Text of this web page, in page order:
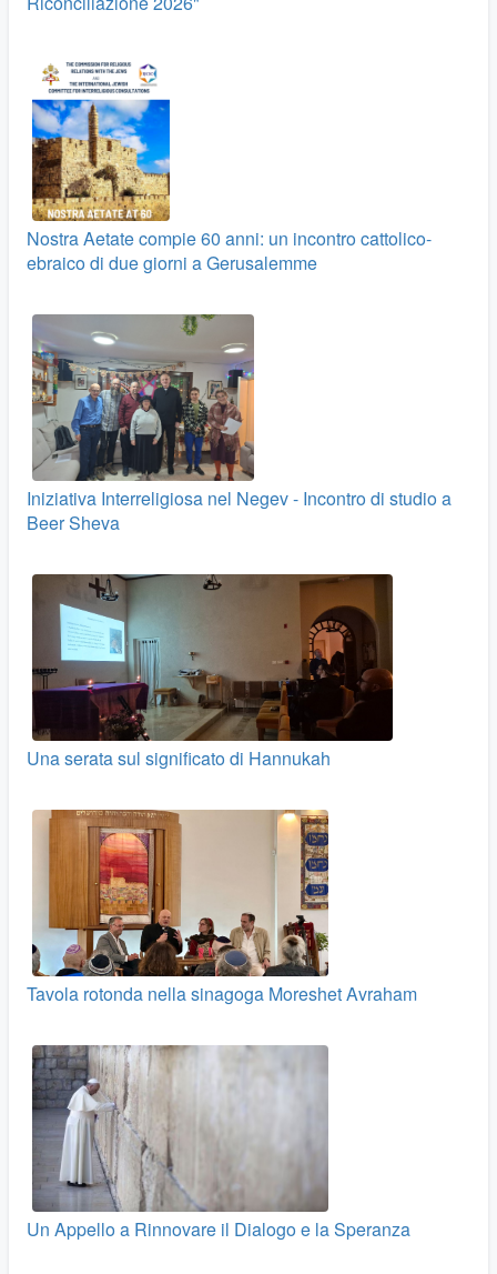
Nostra Aetate compie 60 anni: un incontro cattolico-
ebraico di due giorni a Gerusalemme
Iniziativa Interreligiosa nel Negev - Incontro di studio a
Beer Sheva
Una serata sul significato di Hannukah
Tavola rotonda nella sinagoga Moreshet Avraham
Un Appello a Rinnovare il Dialogo e la Speranza